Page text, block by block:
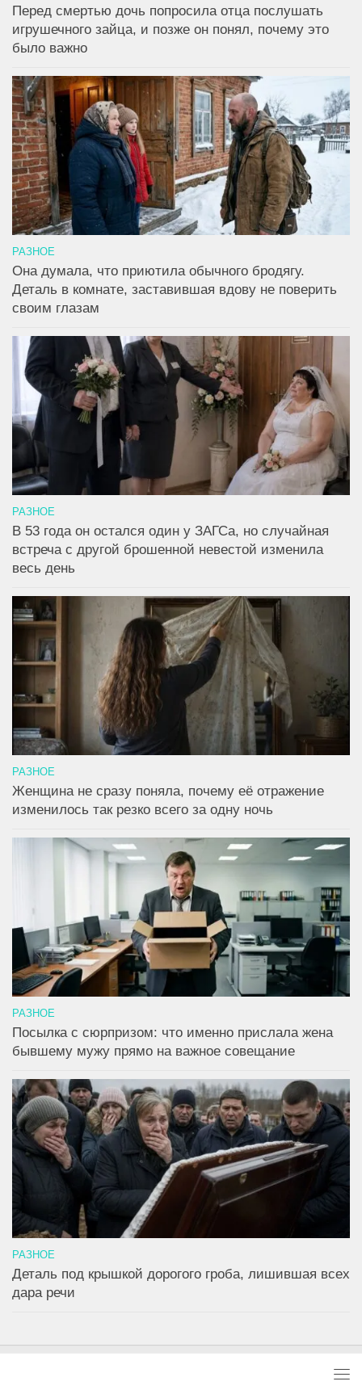
Перед смертью дочь попросила отца послушать
игрушечного зайца, и позже он понял, почему это
было важно
РАЗНОЕ
Она думала, что приютила обычного бродягу.
Деталь в комнате, заставившая вдову не поверить
своим глазам
РАЗНОЕ
В 53 года он остался один у ЗАГСа, но случайная
встреча с другой брошенной невестой изменила
весь день
РАЗНОЕ
Женщина не сразу поняла, почему её отражение
изменилось так резко всего за одну ночь
РАЗНОЕ
Посылка с сюрпризом: что именно прислала жена
бывшему мужу прямо на важное совещание
РАЗНОЕ
Деталь под крышкой дорогого гроба, лишившая всех
дара речи